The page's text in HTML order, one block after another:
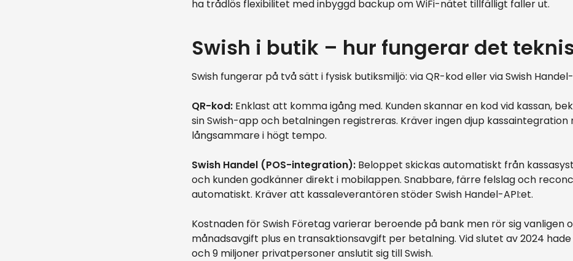
ha trådlös flexibilitet med inbyggd backup om WiFi-nätet tillfälligt faller ut.
Swish i butik – hur fungerar det
Swish fungerar på två sätt i fysisk butiksmiljö: via QR-kod eller via Swish
QR-kod: Enklast att komma igång med. Kunden skannar en kod vid kassan,
sin Swish-app och betalningen registreras. Kräver ingen djup kassaintegration
långsammare i högt tempo.
Swish Handel (POS-integration): Beloppet skickas automatiskt från
och kunden godkänner direkt i mobilappen. Snabbare, färre felslag och
automatiskt. Kräver att kassaleverantören stöder Swish Handel-API:et.
Kostnaden för Swish Företag varierar beroende på bank men rör sig vanligen
månadsavgift plus en transaktionsavgift per betalning. Vid slutet av 2024
och 9 miljoner privatpersoner anslutit sig till Swish.